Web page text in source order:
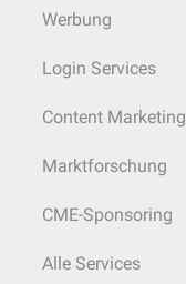
Werbung
Login Services
Content Marketing
Marktforschung
CME-Sponsoring
Alle Services